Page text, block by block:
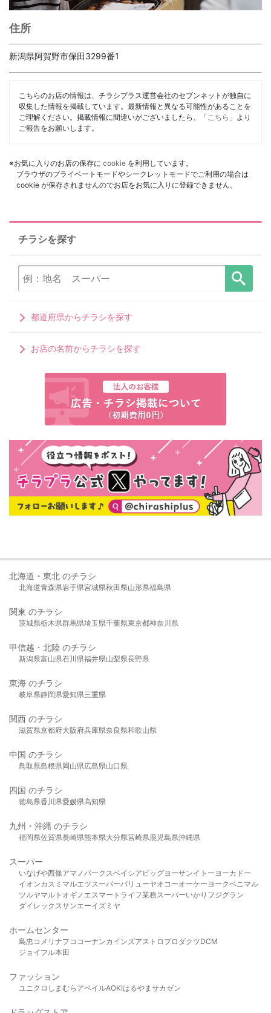
住所
新潟県阿賀野市保田3299番1
こちらのお店の情報は、チラシプラス運営会社のセブンネットが独自に
収集した情報を掲載しています。最新情報と異なる可能性があることを
ご理解ください。掲載情報に間違いがございましたら、「 こちら 」より
ご報告をお願いします。
※お気に入りのお店の保存に cookie を利用しています。
ブラウザのプライベートモードやシークレットモードでご利用の場合は
cookie が保存されませんのでお店をお気に入りに登録できません。
チラシを探す
都道府県からチラシを探す
お店の名前からチラシを探す
北海道・東北 のチラシ
北海道青森県岩手県宮城県秋田県山形県福島県
関東 のチラシ
茨城県栃木県群馬県埼玉県千葉県東京都神奈川県
甲信越・北陸 のチラシ
新潟県富山県石川県福井県山梨県長野県
東海 のチラシ
岐阜県静岡県愛知県三重県
関西 のチラシ
滋賀県京都府大阪府兵庫県奈良県和歌山県
中国 のチラシ
鳥取県島根県岡山県広島県山口県
四国 のチラシ
徳島県香川県愛媛県高知県
九州・沖縄 のチラシ
福岡県佐賀県長崎県熊本県大分県宮崎県鹿児島県沖縄県
スーパー
いなげや西條アマノパークスベイシア ビッグヨーサンイトーヨーカドー
イオンカスミ マルエツスーパーバリューヤオコーオーケー ヨークベニマル
ツルヤマルト オギノ エスマート ライフ業務スーパーいかり フジグラン
ダイレックスサンエーイズミヤ
ホームセンター
島忠 コメリ ナフコ コーナンカインズアストロプロダクツDCM
ジョイフル本田
ファッション
ユニクロ しまむら アベイルAOKIはるやま サカゼン